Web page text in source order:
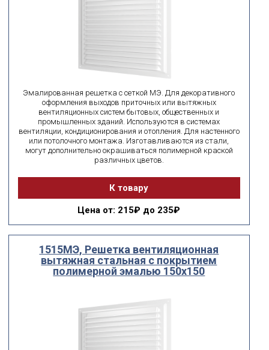
Эмалированная решетка с сеткой МЭ. Для декоративного
оформления выходов приточных или вытяжных
вентиляционных систем бытовых, общественных и
промышленных зданий. Используются в системах
вентиляции, кондиционирования и отопления. Для настенного
или потолочного монтажа. Изготавливаются из стали,
могут дополнительно окрашиваться полимерной краской
различных цветов.
К товару
Цена от: 215₽ до 235₽
1515МЭ, Решетка вентиляционная
вытяжная стальная с покрытием
полимерной эмалью 150х150